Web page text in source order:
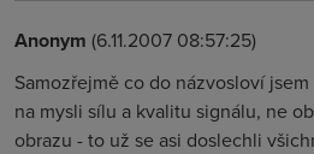
Anonym (6.11.2007 08:57:25)
Samozřejmě co do názvosloví
na mysli sílu a kvalitu signálu, ne
obrazu - to už se asi doslechli